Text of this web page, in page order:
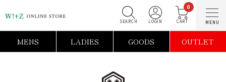
0
MENS LADIES GOODS OUTLET